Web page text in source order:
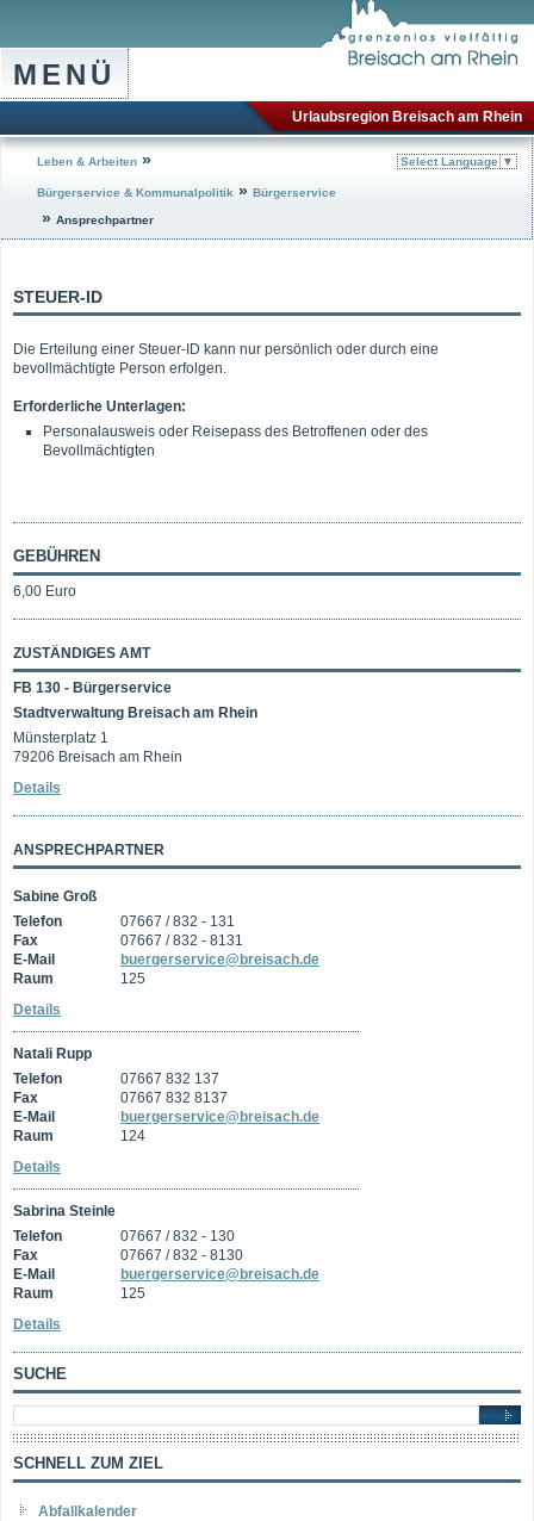
MENÜ
Urlaubsregion Breisach am Rhein
Leben & Arbeiten »
Bürgerservice & Kommunalpolitik » Bürgerservice
» Ansprechpartner
Select Language ▼
STEUER-ID
Die Erteilung einer Steuer-ID kann nur persönlich oder durch eine
bevollmächtigte Person erfolgen.
Erforderliche Unterlagen:
Personalausweis oder Reisepass des Betroffenen oder des
Bevollmächtigten
GEBÜHREN
6,00 Euro
ZUSTÄNDIGES AMT
FB 130 - Bürgerservice
Stadtverwaltung Breisach am Rhein
Münsterplatz 1
79206 Breisach am Rhein
Details
ANSPRECHPARTNER
Sabine Groß
Telefon
07667 / 832 - 131
Fax
07667 / 832 - 8131
E-Mail
buergerservice@breisach.de
Raum
125
Details
Natali Rupp
Telefon
07667 832 137
Fax
07667 832 8137
E-Mail
buergerservice@breisach.de
Raum
124
Details
Sabrina Steinle
Telefon
07667 / 832 - 130
Fax
07667 / 832 - 8130
E-Mail
buergerservice@breisach.de
Raum
125
Details
SUCHE
SCHNELL ZUM ZIEL
Abfallkalender